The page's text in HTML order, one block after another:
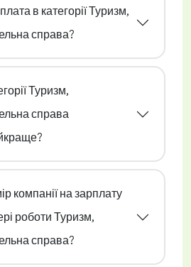
в категорії Туризм,
справа?
Туризм,
справа
компанії на зарплату
роботи Туризм,
справа?